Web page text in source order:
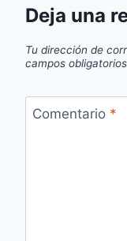
Deja una
Tu dirección de
campos
Comentario *